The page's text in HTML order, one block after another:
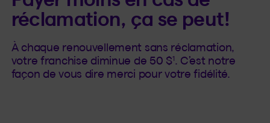
réclamation, ça se peut!
À chaque renouvellement sans réclamation,
votre franchise diminue de 50 $1. C’est notre
façon de vous dire merci pour votre fidélité.